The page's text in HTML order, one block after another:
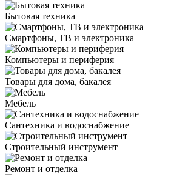
Бытовая техника
Смартфоны, ТВ и электроника
Компьютеры и периферия
Товары для дома, бакалея
Мебель
Сантехника и водоснабжение
Строительный инструмент
Ремонт и отделка